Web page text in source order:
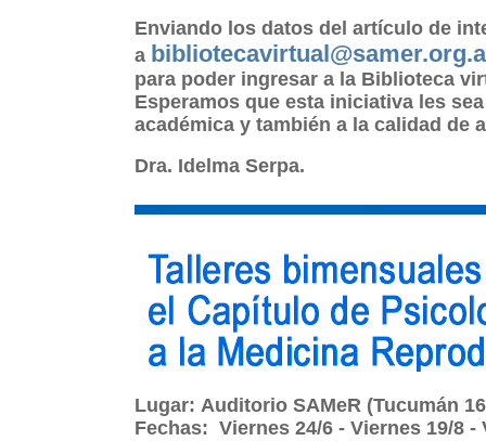
Enviando los datos del artículo de
a
para poder ingresar a la Biblioteca
Esperamos que esta iniciativa les
académica y también a la calidad de
Dra. Idelma Serpa.
Lugar: Auditorio SAMeR (Tucumán
Fechas: Viernes 24/6 - Viernes 19/8 -